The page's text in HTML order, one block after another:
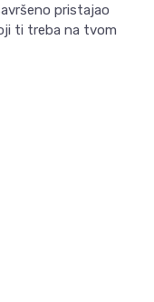
pristajao
ti treba na tvom